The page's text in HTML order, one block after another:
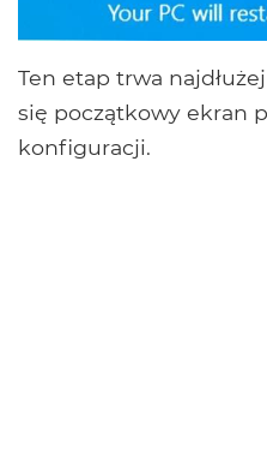
Ten etap trwa
się początkowy ekran
konfiguracji.